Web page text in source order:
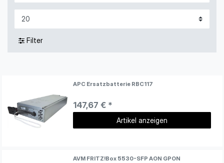
Filter
APC Ersatzbatterie RBC117
147,67 € *
Artikel anzeigen
AVM FRITZ!Box 5530-SFP AON GPON